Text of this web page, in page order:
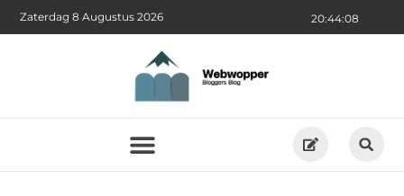
20:44:09
Zaterdag 8 Augustus 2026